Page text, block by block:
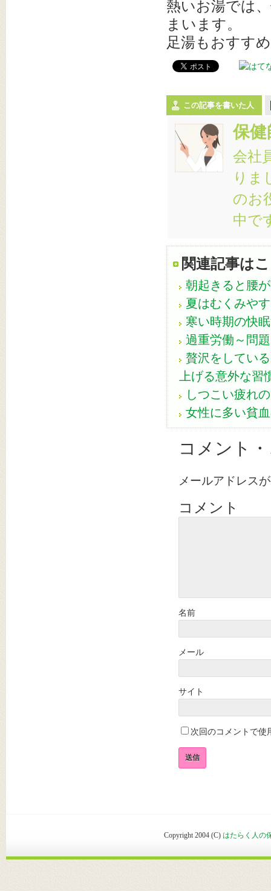
熱いお湯では
まいます。
足湯もおすす
この記事を書いた人
保
会社
りま
のお
中で
関連記事は
朝起きると腰
夏はむくみや
寒い時期の快
過重労働～問
贅沢をしてい
上げる意外な習
しつこい疲れ
女性に多い貧
コメント
メールアドレス
コメント
名前
メール
サイト
次回のコメントで使
Copyright 2004 (C) はたらく人の